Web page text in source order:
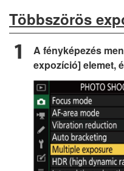
Többszörös
A fényképezés
expozíció] elemet,